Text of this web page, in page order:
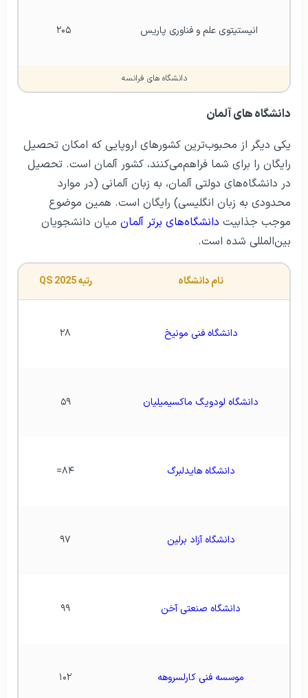
انیستیتوی علم و فناوری پاریس ۲۰۵
دانشگاه های فرانسه
دانشگاه های آلمان
یکی دیگر از محبوب‌ترین کشورهای اروپایی که امکان تحصیل
رایگان را برای شما فراهم‌می‌کنند، کشور آلمان است. تحصیل
در دانشگاه‌های دولتی آلمان، به زبان آلمانی (در موارد
محدودی به زبان انگلیسی) رایگان است. همین موضوع
موجب جذابیت دانشگاه‌های برتر آلمان میان دانشجویان
بین‌المللی شده است.
نام دانشگاه رتبه QS 2025
دانشگاه فنی مونیخ ۲۸
دانشگاه لودویگ ماکسیمیلیان ۵۹
دانشگاه هایدلبرگ ۸۴=
دانشگاه آزاد برلین ۹۷
دانشگاه صنعتی آخن ۹۹
موسسه فنی کارلسروهه ۱۰۲